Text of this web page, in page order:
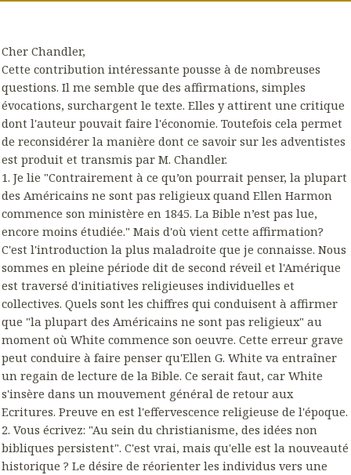
Cher Chandler,
Cette contribution intéressante pousse à de nombreuses
questions. Il me semble que des affirmations, simples
évocations, surchargent le texte. Elles y attirent une critique
dont l'auteur pouvait faire l'économie. Toutefois cela permet
de reconsidérer la manière dont ce savoir sur les adventistes
est produit et transmis par M. Chandler.
1. Je lie "Contrairement à ce qu’on pourrait penser, la plupart
des Américains ne sont pas religieux quand Ellen Harmon
commence son ministère en 1845. La Bible n’est pas lue,
encore moins étudiée." Mais d'où vient cette affirmation?
C'est l'introduction la plus maladroite que je connaisse. Nous
sommes en pleine période dit de second réveil et l'Amérique
est traversé d'initiatives religieuses individuelles et
collectives. Quels sont les chiffres qui conduisent à affirmer
que "la plupart des Américains ne sont pas religieux" au
moment où White commence son oeuvre. Cette erreur grave
peut conduire à faire penser qu'Ellen G. White va entraîner
un regain de lecture de la Bible. Ce serait faut, car White
s'insère dans un mouvement général de retour aux
Ecritures. Preuve en est l'effervescence religieuse de l'époque.
2. Vous écrivez: "Au sein du christianisme, des idées non
bibliques persistent". C'est vrai, mais qu'elle est la nouveauté
historique ? Le désire de réorienter les individus vers une